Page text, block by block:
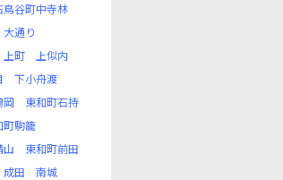
鳥谷町中寺林
大通り
上町
上似内
下小舟渡
岡
東和町石持
町駒籠
山
東和町前田
成田
南城